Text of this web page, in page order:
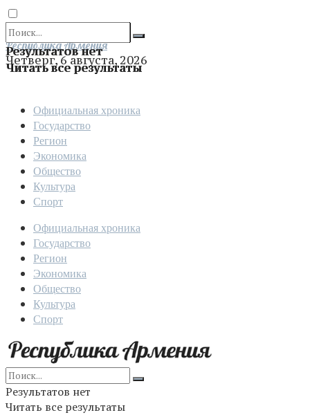
Результатов нет
Читать все результаты
Отправить
Республика Армения
Четверг, 6 августа, 2026
Официальная хроника
Государство
Регион
Экономика
Общество
Культура
Спорт
Официальная хроника
Государство
Регион
Экономика
Общество
Культура
Спорт
Результатов нет
Читать все результаты